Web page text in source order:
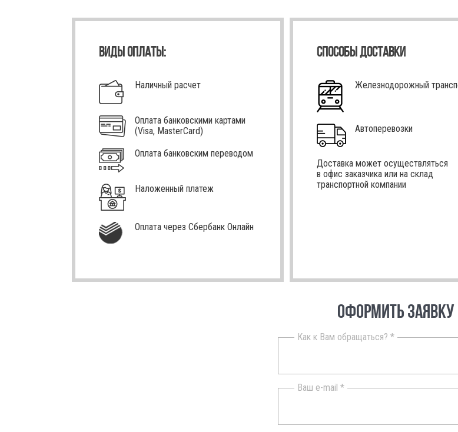
ВИДЫ ОПЛАТЫ:
Наличный расчет
Оплата банковскими картами
(Visa, MasterCard)
Оплата банковским переводом
Наложенный платеж
Оплата через Сбербанк Онлайн
СПОСОБЫ ДОСТАВКИ
Железнодорожный
Автоперевозки
Доставка может осуществляться
в офис заказчика или на склад
транспортной компании
ОФОРМИТЬ ЗАЯВКУ
Как к Вам обращаться? *
Ваш e-mail *